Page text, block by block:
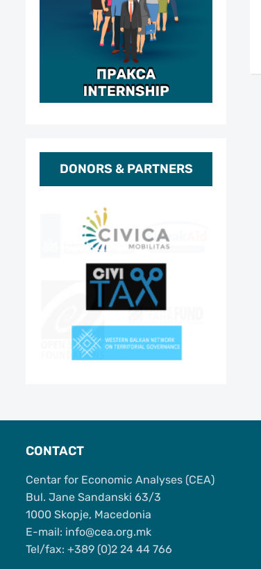
DONORS & PARTNERS
CONTACT
Centar for Economic Analyses (CEA)
Bul. Jane Sandanski 63/3
1000 Skopje, Macedonia
Е-mail: info@cea.org.mk
Tel/fax: +389 (0)2 24 44 766